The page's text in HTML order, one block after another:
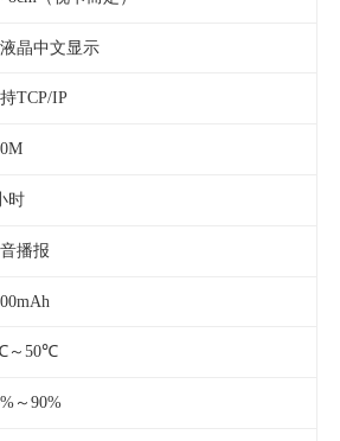
晶中文显示
TCP/IP
时
播报
～50℃
～90%